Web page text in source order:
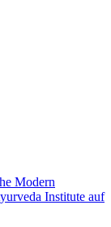
Modern
Institute auf